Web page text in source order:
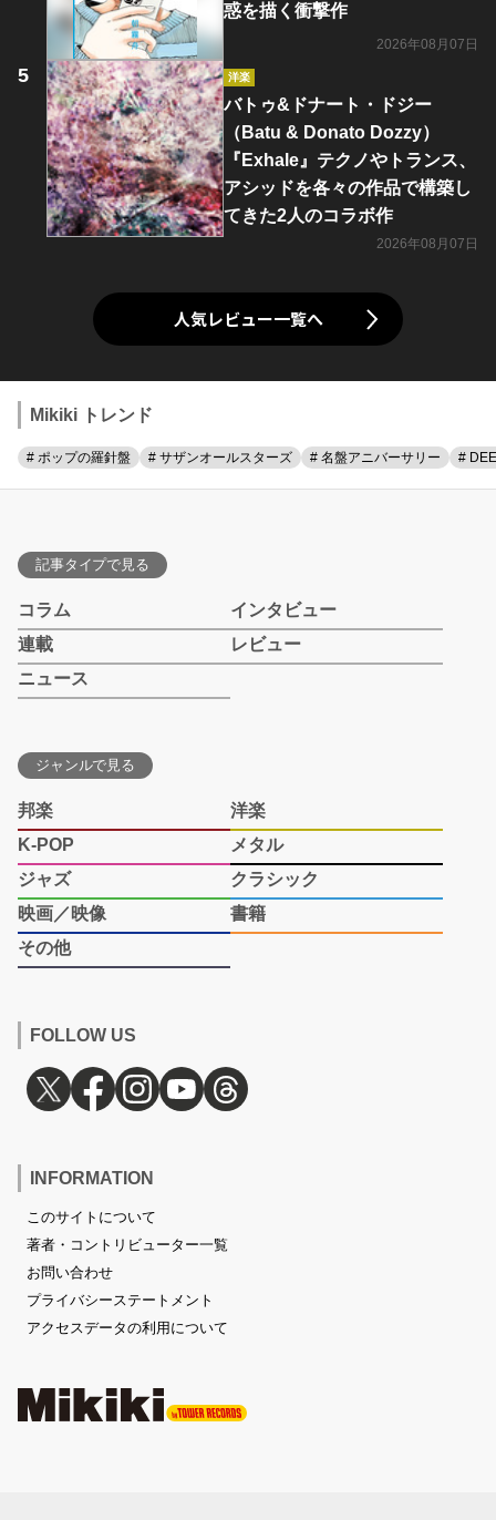
惑を描く衝撃作
2026年08月07日
洋楽
バトゥ&ドナート・ドジー
（Batu & Donato Dozzy）
『Exhale』テクノやトランス、
アシッドを各々の作品で構築し
てきた2人のコラボ作
2026年08月07日
人気レビュー一覧へ
Mikiki トレンド
# ポップの羅針盤 # サザンオールスターズ # 名盤アニバーサリー #
記事タイプで見る
コラム
インタビュー
連載
レビュー
ニュース
ジャンルで見る
邦楽
洋楽
K-POP
メタル
ジャズ
クラシック
映画／映像
書籍
その他
FOLLOW US
INFORMATION
このサイトについて
著者・コントリビューター一覧
お問い合わせ
プライバシーステートメント
アクセスデータの利用について